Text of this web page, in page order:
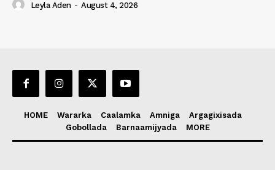
Leyla Aden - August 4, 2026
HOME Wararka Caalamka Amniga
Argagixisada
Gobollada
Barnaamijyada MORE